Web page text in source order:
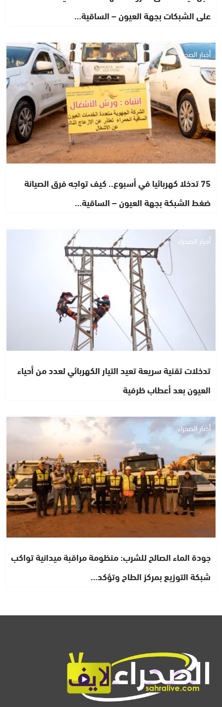
على الشبكات بجهة العيون – الساقية…
أخبار الصحراء
75 تدخلا كهربائيا في أسبوع.. كيف تواجه فرق الصيانة
ضغط الشبكة بجهة العيون – الساقية…
أخبار الصحراء
تدخلات تقنية سريعة تعيد التيار الكهربائي لعدد من أحياء
العيون بعد أعطاب ظرفية
أخبار الصحراء
جودة الماء الصالح للشرب: منظومة مراقبة ميدانية تواكب
شبكة التوزيع بمركز الطاح وتؤكد…